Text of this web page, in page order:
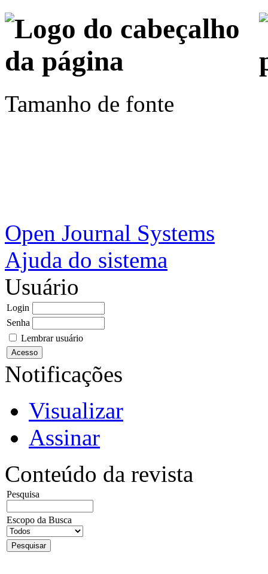
Tamanho de fonte
Open Journal Systems
Ajuda do sistema
Usuário
Login
Senha
Lembrar usuário
Notificações
Visualizar
Assinar
Conteúdo da revista
Pesquisa
Escopo da Busca